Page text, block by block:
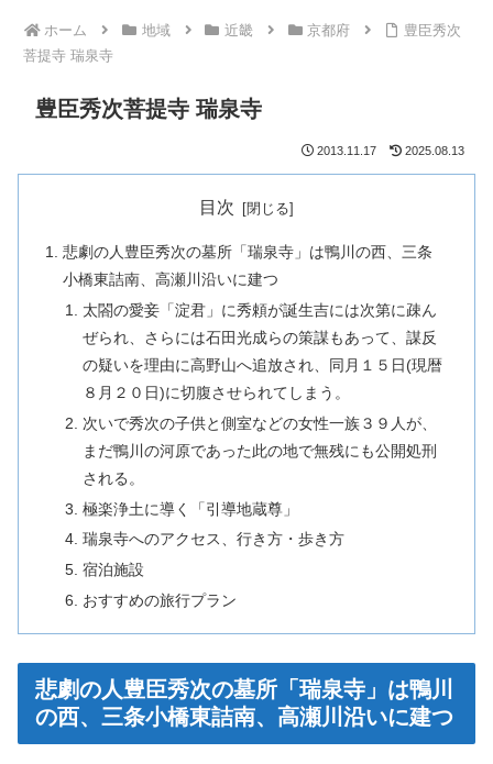
ホーム 地域 近畿 京都府
豊臣秀次
菩提寺 瑞泉寺
豊臣秀次菩提寺 瑞泉寺
2013.11.17 2025.08.13
目次
悲劇の人豊臣秀次の墓所「瑞泉寺」は鴨川の西、三条
小橋東詰南、高瀬川沿いに建つ
太閤の愛妾「淀君」に秀頼が誕生吉には次第に疎ん
ぜられ、さらには石田光成らの策謀もあって、謀反
の疑いを理由に高野山へ追放され、同月１５日(現暦
８月２０日)に切腹させられてしまう。
次いで秀次の子供と側室などの女性一族３９人が、
まだ鴨川の河原であった此の地で無残にも公開処刑
される。
極楽浄土に導く「引導地蔵尊」
瑞泉寺へのアクセス、行き方・歩き方
宿泊施設
おすすめの旅行プラン
悲劇の人豊臣秀次の墓所「瑞泉寺」は鴨川
の西、三条小橋東詰南、高瀬川沿いに建つ